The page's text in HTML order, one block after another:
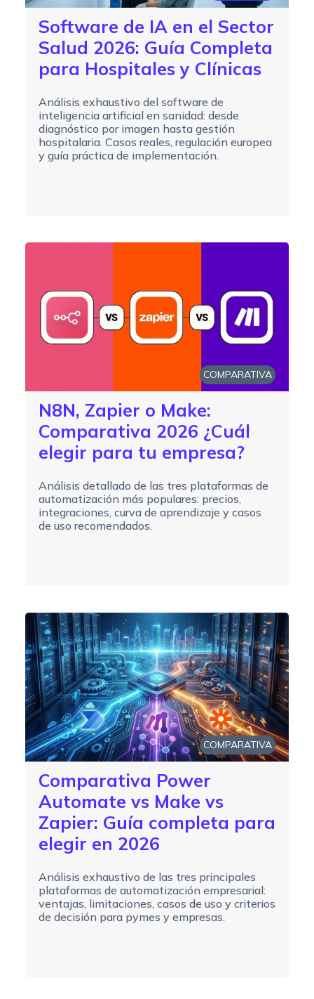
Software de IA en el Sector
Salud 2026: Guía Completa
para Hospitales y Clínicas
Análisis exhaustivo del software de
inteligencia artificial en sanidad: desde
diagnóstico por imagen hasta gestión
hospitalaria. Casos reales, regulación europea
y guía práctica de implementación.
COMPARATIVA
N8N, Zapier o Make:
Comparativa 2026 ¿Cuál
elegir para tu empresa?
Análisis detallado de las tres plataformas de
automatización más populares: precios,
integraciones, curva de aprendizaje y casos
de uso recomendados.
COMPARATIVA
Comparativa Power
Automate vs Make vs
Zapier: Guía completa para
elegir en 2026
Análisis exhaustivo de las tres principales
plataformas de automatización empresarial:
ventajas, limitaciones, casos de uso y criterios
de decisión para pymes y empresas.